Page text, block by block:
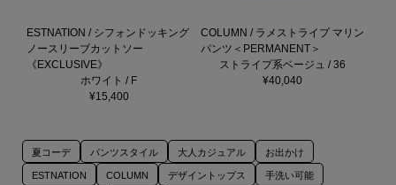
ESTNATION / シフォンドッキング
ノースリーブカットソー
《EXCLUSIVE》
ホワイト / F
¥15,400
COLUMN / ラメストライプ マリン
パンツ＜PERMANENT＞
ストライプ系ベージュ / 36
¥40,040
夏コーデ パンツスタイル 大人カジュアル お出かけ
ESTNATION COLUMN デザイントップス 手洗い可能